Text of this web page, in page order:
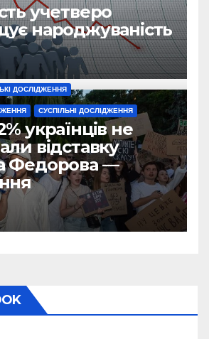
учетверо
народжуваність
ДОСЛІДЖЕННЯ
СУСПІЛЬНІ ДОСЛІДЖЕННЯ
українців не
відставку
Федорова —